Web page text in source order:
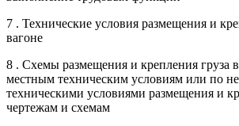
7 . Технические условия размещения и
вагоне
8 . Схемы размещения и крепления груза в
местным техническим условиям или по
техническими условиями размещения и
чертежам и схемам